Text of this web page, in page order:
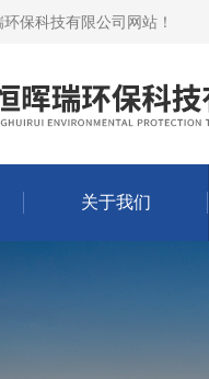
环保科技有限公司网站 ！
关于我们